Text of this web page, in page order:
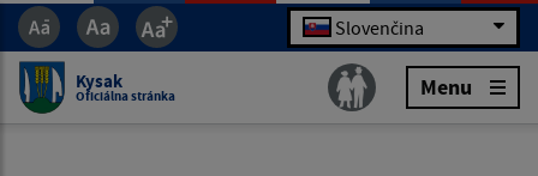
Slovenčina
Kysak
Oficiálna stránka Menu